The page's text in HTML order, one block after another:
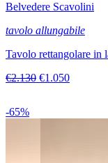
Belvedere Scavolini
tavolo allungabile
Tavolo rettangolare in
€2.130 €1.050
-65%